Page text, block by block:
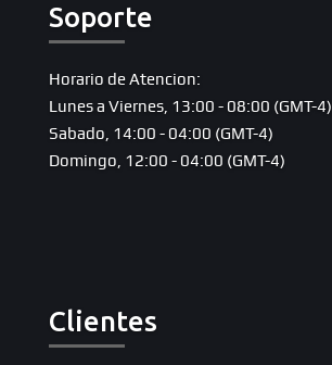
Soporte
Horario de Atencion:
Lunes a Viernes, 13:00 - 08:00 (GMT-4)
Sabado, 14:00 - 04:00 (GMT-4)
Domingo, 12:00 - 04:00 (GMT-4)
Clientes